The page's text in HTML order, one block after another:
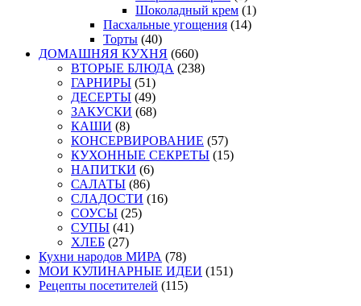
Шоколадный крем (1)
Пасхальные угощения (14)
Торты (40)
ДОМАШНЯЯ КУХНЯ (660)
ВТОРЫЕ БЛЮДА (238)
ГАРНИРЫ (51)
ДЕСЕРТЫ (49)
ЗАКУСКИ (68)
КАШИ (8)
КОНСЕРВИРОВАНИЕ (57)
КУХОННЫЕ СЕКРЕТЫ (15)
НАПИТКИ (6)
САЛАТЫ (86)
СЛАДОСТИ (16)
СОУСЫ (25)
СУПЫ (41)
ХЛЕБ (27)
Кухни народов МИРА (78)
МОИ КУЛИНАРНЫЕ ИДЕИ (151)
Рецепты посетителей (115)